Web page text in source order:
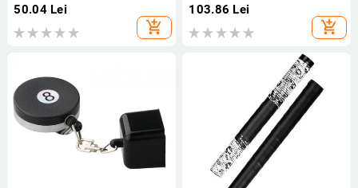
piele de porc 9 straturi Varf de tac
50.04Lei
add_shopping_cart
clemă Adeziv pe suport pentru
vârful tac Accesorii de biliard
103.86 Lei
add_shopping_cart